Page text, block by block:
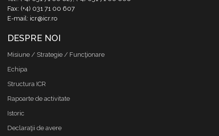
Fax: (+4) 031 71 00 607
E-mail: icr@icr.ro
DESPRE NOI
Misiune / Strategie / Funcţionare
Echipa
Structura ICR
Rapoarte de activitate
Istoric
Declaraţii de avere